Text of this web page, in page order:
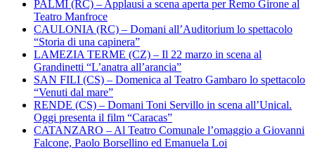
PALMI (RC) – Applausi a scena aperta per Remo Girone al
Teatro Manfroce
CAULONIA (RC) – Domani all’Auditorium lo spettacolo
“Storia di una capinera”
LAMEZIA TERME (CZ) – Il 22 marzo in scena al
Grandinetti “L’anatra all’arancia”
SAN FILI (CS) – Domenica al Teatro Gambaro lo spettacolo
“Venuti dal mare”
RENDE (CS) – Domani Toni Servillo in scena all’Unical.
Oggi presenta il film “Caracas”
CATANZARO – Al Teatro Comunale l’omaggio a Giovanni
Falcone, Paolo Borsellino ed Emanuela Loi